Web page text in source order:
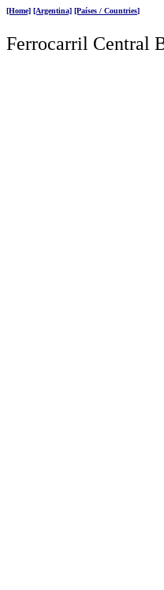
[Home] [Argentina] [Países / Countries]
Ferrocarril Central